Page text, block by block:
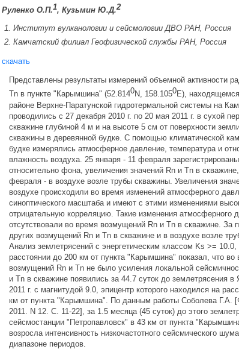
Руленко О.П.1, Кузьмин Ю.Д.2
Институт вулканологии и сейсмологии ДВО РАН, Россия
Камчатский филиал Геофизической службы РАН, Россия
скачать
Представлены результаты измерений объемной активности
Tn в пункте "Карымшина" (52.8140N, 158.1050E),
районе Верхне-Паратунской гидротермальной системы на
проводились с 27 декабря 2010 г. по 20 мая 2011 г. в сухой
скважине глубиной 4 м и на высоте 5 см от поверхности
скважины в деревянной будке. С помощью климатической
будке измерялись атмосферное давление, температура и
влажность воздуха. 25 января - 11 февраля
относительно фона, увеличения значений Rn и Tn в
февраля - в воздухе возле трубы скважины. Увеличения
воздухе происходили во время изменений атмосферного
синоптического масштаба и имеют с этими изменениями
отрицательную корреляцию. Такие изменения атмосферного
отсутствовали во время возмущений Rn и Tn в скважине. За
других возмущений Rn и Tn в скважине и в воздухе возле
Анализ землетрясений с энергетическим классом Ks >=
расстоянии до 200 км от пункта "Карымшина" показал, что во
возмущений Rn и Tn не было усиления локальной
и Tn в скважине появились за 44.7 суток до землетрясения в
2011 г. с магнитудой 9.0, эпицентр которого находился на
км от пункта "Карымшина". По данным работы Соболева Г.А.
2011. N 12. С. 11-22], за 1.5 месяца (45 суток) до этого
сейсмостанции "Петропавловск" в 43 км от пункта
возросла интенсивность низкочастотного сейсмического
диапазоне периодов.